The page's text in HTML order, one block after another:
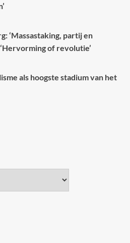
‘Massastaking, partij en
of revolutie’
als hoogste stadium van het